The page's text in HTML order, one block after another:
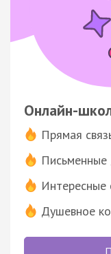
Онлайн-
Прямая
Письменные
Интересные
Душевное